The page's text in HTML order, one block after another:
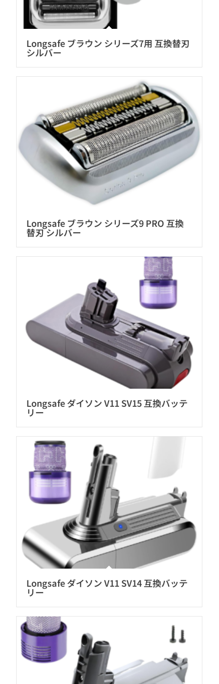
Longsafe ブラウン シリーズ7用 互換替刃
シルバー
Longsafe ブラウン シリーズ9 PRO 互換
替刃 シルバー
Longsafe ダイソン V11 SV15 互換バッテ
リー
Longsafe ダイソン V11 SV14 互換バッテ
リー